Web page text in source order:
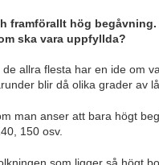
framförallt hög
ska vara uppfyllda?
allra flesta har en ide om
blir då olika grader av
man anser att bara högt
150 osv.
som ligger så högt